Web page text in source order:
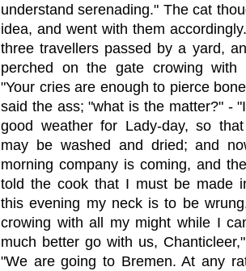
understand serenading." The cat
idea, and went with them
three travellers passed by a yard,
perched on the gate crowing with
"Your cries are enough to pierce
said the ass; "what is the matter?" -
good weather for Lady-day, so
may be washed and dried; and
morning company is coming, and
told the cook that I must be made
this evening my neck is to be
crowing with all my might while I
much better go with us,
"We are going to Bremen. At any